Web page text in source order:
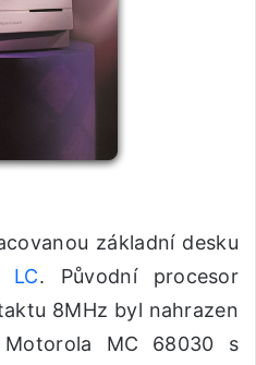
základní desku
LC. Původní procesor
8MHz byl nahrazen
Motorola MC 68030 s